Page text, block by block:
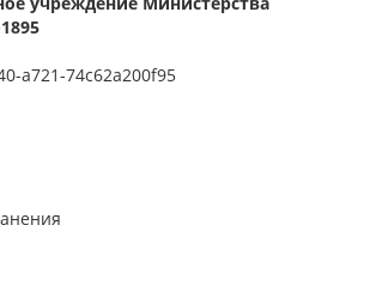
a721-74c62a200f95